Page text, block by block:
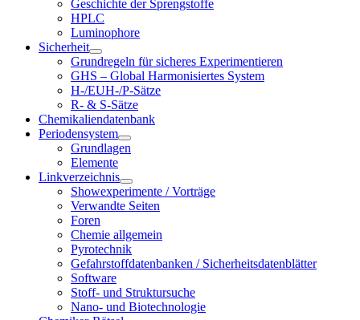
Geschichte der Sprengstoffe
HPLC
Luminophore
Sicherheit
Grundregeln für sicheres Experimentieren
GHS – Global Harmonisiertes System
H-/EUH-/P-Sätze
R- & S-Sätze
Chemikaliendatenbank
Periodensystem
Grundlagen
Elemente
Linkverzeichnis
Showexperimente / Vorträge
Verwandte Seiten
Foren
Chemie allgemein
Pyrotechnik
Gefahrstoffdatenbanken / Sicherheitsdatenblätter
Software
Stoff- und Struktursuche
Nano- und Biotechnologie